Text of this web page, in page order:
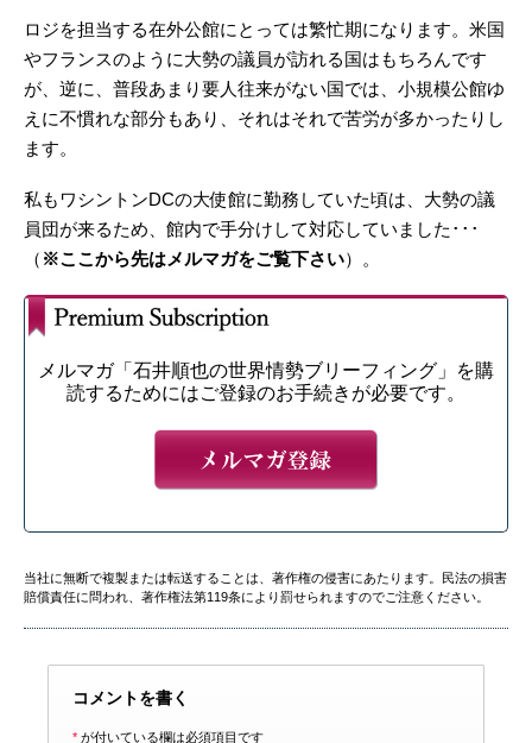
ロジを担当する在外公館にとっては繁忙期になります。米国
やフランスのように大勢の議員が訪れる国はもちろんです
が、逆に、普段あまり要人往来がない国では、小規模公館ゆ
えに不慣れな部分もあり、それはそれで苦労が多かったりし
ます。
私もワシントンDCの大使館に勤務していた頃は、大勢の議
員団が来るため、館内で手分けして対応していました･･･
（ ※ここから先はメルマガをご覧下さい）。
メルマガ「石井順也の世界情勢ブリーフィング」を購
読するためにはご登録のお手続きが必要です。
当社に無断で複製または転送することは、著作権の侵害にあたります。民法の損害
賠償責任に問われ、著作権法第119条により罰せられますのでご注意ください。
コメントを書く
* が付いている欄は必須項目です